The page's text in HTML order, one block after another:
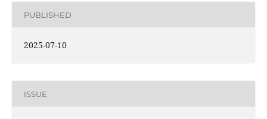
PUBLISHED
2025-07-10
ISSUE